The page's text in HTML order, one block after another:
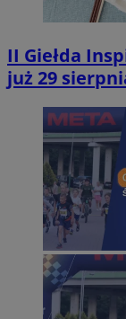
II Giełda
już 29